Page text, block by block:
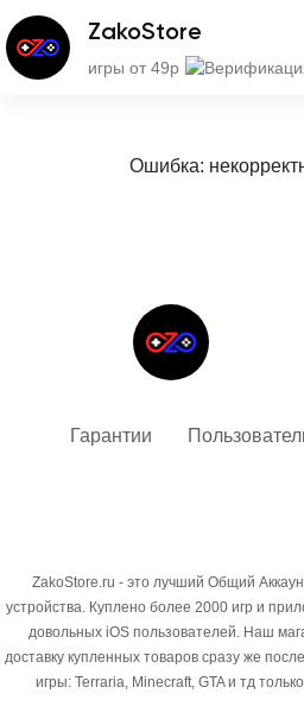
ZakoStore
игры от 49р
Ошибка:
Гарантии
ZakoStore.ru - это лучший Общий
устройства. Куплено более 2000 игр и
довольных iOS пользователей. Наш
доставку купленных товаров сразу же
игры: Terraria, Minecraft, GTA и тд